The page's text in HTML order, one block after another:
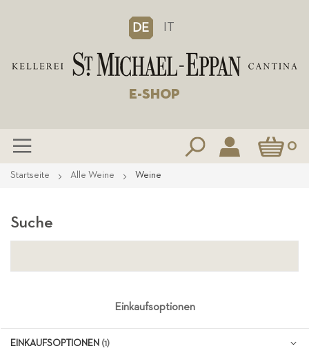
DE IT
E-SHOP
Mein 0
Zum
Startseite Alle Weine Weine
Suche
Einkaufsoptionen
EINKAUFSOPTIONEN